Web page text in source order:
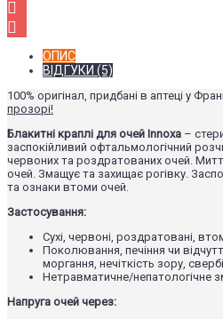
ОПИС
ВІДГУКИ (5)
100% оригінал, придбані в аптеці у
прозорі!
Блакитні краплі для очей Innoxa –
заспокійливий офтальмологічний
червоних та роздратованих очей.
очей. Змащує та захищає рогівку.
та ознаки втоми очей.
Застосування:
Сухі, червоні, роздратовані,
Поколювання, печіння чи
моргання, нечіткість зору,
Нетравматичне/непатологічне
Напруга очей через: